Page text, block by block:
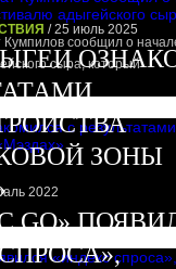
сообщил о
сыра, который
/ 25 июль 2025
ЗОНЫ
2022
GO»